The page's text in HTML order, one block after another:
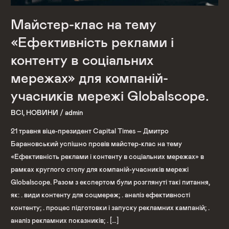
Майстер-клас на тему
«Ефективність реклами і
контенту в соціальних
мережах» для компаній-
учасників мережі Globalscope.
ВСІ, НОВИНИ /admin
21 травня віце-президент Capital Times – Дмитро
Барановський успішно провів майстер-клас на тему
«Ефективність реклами і контенту в соціальних мережах» в
рамках круглого столу для компаній-учасників мережі
Globalscope. Разом з експертом були розглянуті такі питання,
як: . види контенту для соцмереж; . аналіз ефективності
контенту; . процес підготовки і запуску рекламних кампаній; .
аналіз рекламних показників; . […]
компаній-
учасників
мережі
Globalscope.